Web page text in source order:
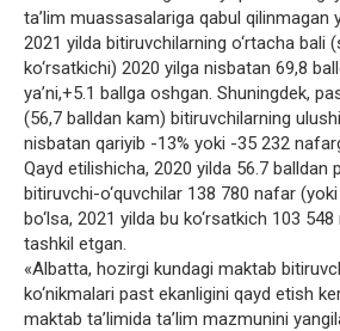
ta’lim muassasalariga qabul qilinmagan
2021 yilda bitiruvchilarning o‘rtacha bali
ko‘rsatkichi) 2020 yilga nisbatan 69,8
ya’ni,+5.1 ballga oshgan. Shuningdek,
(56,7 balldan kam) bitiruvchilarning
nisbatan qariyib -13% yoki -35 232
Qayd etilishicha, 2020 yilda 56.7 balldan
bitiruvchi-o‘quvchilar 138 780 nafar
bo‘lsa, 2021 yilda bu ko‘rsatkich 103
tashkil etgan.
«Albatta, hozirgi kundagi maktab
ko‘nikmalari past ekanligini qayd etish
maktab ta’limida ta’lim mazmunini